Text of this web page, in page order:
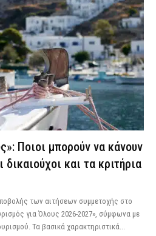
Ποιοι μπορούν να κάνουν
και τα κριτήρια
των αιτήσεων συμμετοχής στο
για Όλους 2026-2027», σύμφωνα με
ανακοίνωση του υπουργείου Τουρισμού. Τα βασικά χαρακτηριστικά...